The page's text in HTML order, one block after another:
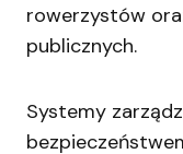
rowerzystów
publicznych.
Systemy